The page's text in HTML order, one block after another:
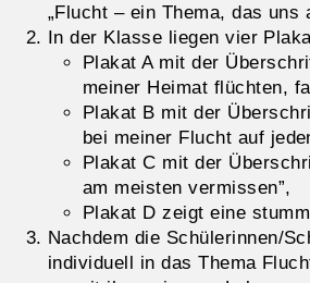
„Flucht – ein Thema, das uns
In der Klasse liegen vier
Plakat A mit der
meiner Heimat flüchten,
Plakat B mit der
bei meiner Flucht auf
Plakat C mit der
am meisten vermissen”,
Plakat D zeigt eine
Nachdem die Schülerinnen/
individuell in das Thema